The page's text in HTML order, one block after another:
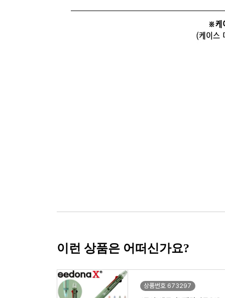
이런 상품은 어떠신가요?
상품번호 673297